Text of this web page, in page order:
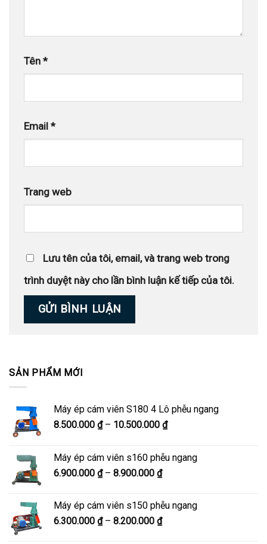
Tên *
Email *
Trang web
Lưu tên của tôi, email, và trang web trong
trình duyệt này cho lần bình luận kế tiếp của tôi.
SẢN PHẨM MỚI
Máy ép cám viên S180 4 Lô phễu ngang
8.500.000 ₫ – 10.500.000 ₫Khoảng
8.500.000 ₫
Máy ép cám viên s160 phễu ngang
6.900.000 ₫ – 8.900.000 ₫Khoảng
từ
6.900.000 ₫
đến
Máy ép cám viên s150 phễu ngang
6.300.000 ₫ – 8.200.000 ₫Khoảng